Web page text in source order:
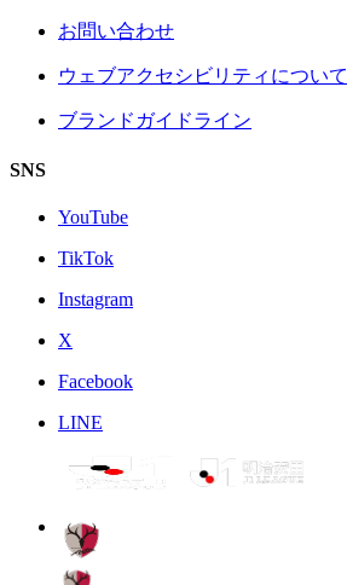
お問い合わせ
ウェブアクセシビリティについて
ブランドガイドライン
SNS
YouTube
TikTok
Instagram
X
Facebook
LINE